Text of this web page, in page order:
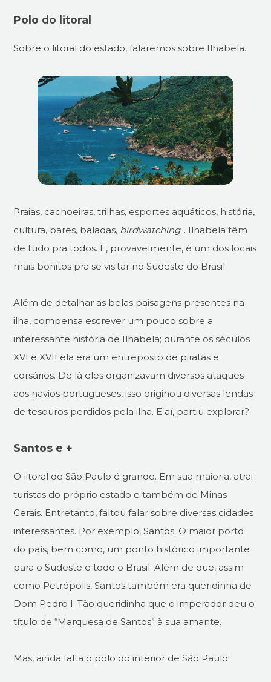
Polo do litoral
Sobre o litoral do estado, falaremos sobre Ilhabela.
Praias, cachoeiras, trilhas, esportes aquáticos, história,
cultura, bares, baladas, birdwatching... Ilhabela têm
de tudo pra todos. E, provavelmente, é um dos locais
mais bonitos pra se visitar no Sudeste do Brasil.
Além de detalhar as belas paisagens presentes na
ilha, compensa escrever um pouco sobre a
interessante história de Ilhabela; durante os séculos
XVI e XVII ela era um entreposto de piratas e
corsários. De lá eles organizavam diversos ataques
aos navios portugueses, isso originou diversas lendas
de tesouros perdidos pela ilha. E aí, partiu explorar?
Santos e +
O litoral de São Paulo é grande. Em sua maioria, atrai
turistas do próprio estado e também de Minas
Gerais. Entretanto, faltou falar sobre diversas cidades
interessantes. Por exemplo, Santos. O maior porto
do país, bem como, um ponto histórico importante
para o Sudeste e todo o Brasil. Além de que, assim
como Petrópolis, Santos também era queridinha de
Dom Pedro I. Tão queridinha que o imperador deu o
título de “Marquesa de Santos” à sua amante.
Mas, ainda falta o polo do interior de São Paulo!